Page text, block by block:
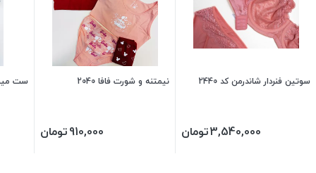
سوتین فنردار شاندرمن کد 2440
3,540,000تومان
نیمتنه و شورت فافا 2040
910,000تومان
ست مینی